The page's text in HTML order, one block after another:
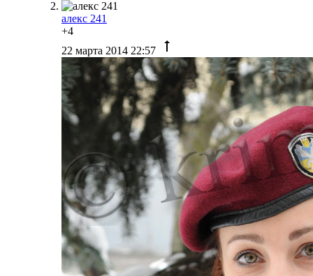
алекс 241
+4
22 марта 2014 22:57